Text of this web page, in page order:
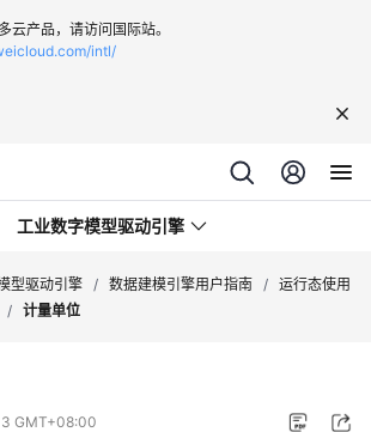
云产品，请访问国际站。
intl/
工业数字模型驱动引擎
型驱动引擎 / 数据建模引擎用户指南 / 运行态使用
/ 计量单位
GMT+08:00